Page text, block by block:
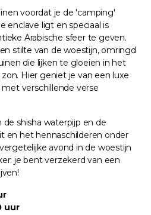
voordat je de 'camping'
enclave ligt en speciaal is
Arabische sfeer te geven.
stilte van de woestijn, omringd
die lijken te gloeien in het
Hier geniet je van een luxe
verschillende verse
shisha waterpijp en de
en het hennaschilderen onder
avond in de woestijn
je bent verzekerd van een
uur